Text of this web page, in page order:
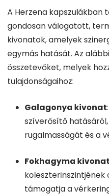
A Herzena
gondosan válogatott,
kivonatok, amelyek
egymás hatását. Az
összetevőket, melyek
tulajdonságaihoz:
Galagonya kivonat
szíverősítő
rugalmasságát és a
Fokhagyma kivonat
koleszterinszintjének
támogatja a